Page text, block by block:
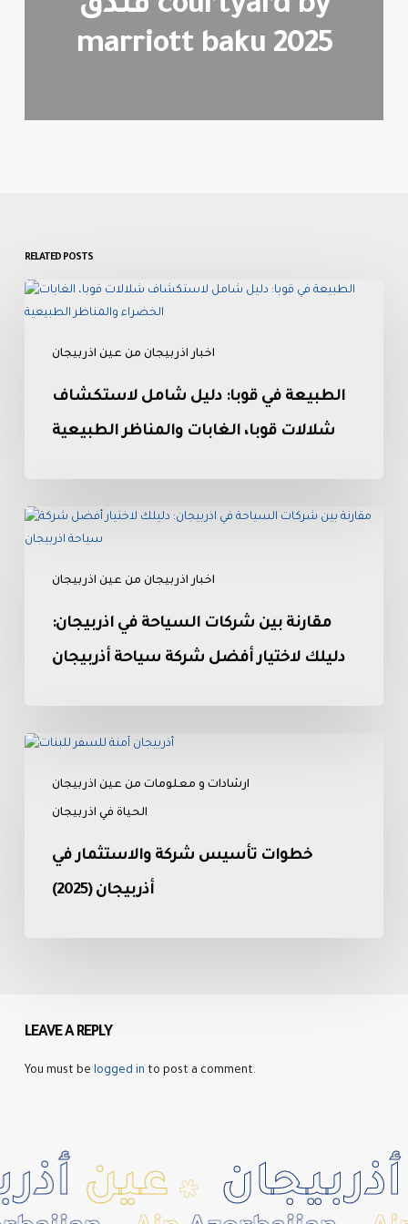
فندق courtyard by
marriott baku 2025
RELATED POSTS
اخبار اذربيجان من عين اذربيجان
الطبيعة
في
لاستكشاف
شلالات
الطبيعية
الطبيعة في قوبا: دليل شامل لاستكشاف
شلالات قوبا، الغابات والمناظر الطبيعية
اخبار اذربيجان من عين اذربيجان
مقارنة
بين
السياحة
اذربيجان:
سياحة
مقارنة بين شركات السياحة في اذربيجان:
دليلك لاختيار أفضل شركة سياحة أذربيجان
ارشادات و معلومات من عين اذربيجان
الحياة في اذربيجان
خطوات
شركة
والاستثمار
أذربيجان
(2025)
خطوات تأسيس شركة والاستثمار في
أذربيجان (2025)
LEAVE A REPLY
You must be logged in to post a comment.
عين ✱